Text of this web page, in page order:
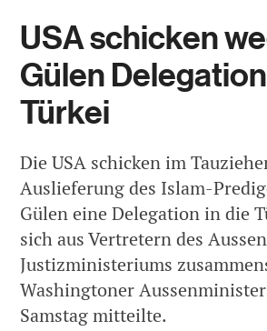
USA schicken
Gülen
Türkei
Die USA schicken im
Auslieferung des Islam-
Gülen eine Delegation in die
sich aus Vertretern des
Justizministeriums
Washingtoner
Samstag mitteilte.